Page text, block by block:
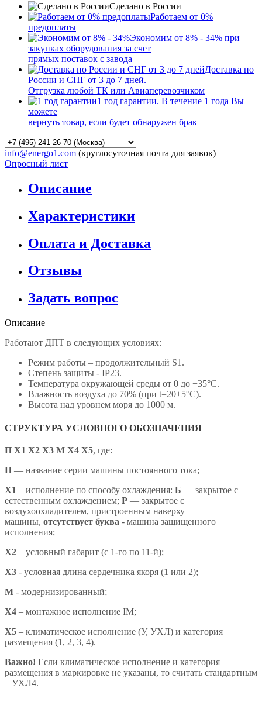
Сделано в России
Работаем от 0%
предоплаты
Экономим от 8% - 34% при
закупках оборудования за счет
прямых поставок с завода
Доставка по
России и СНГ от 3 до 7 дней.
Отгрузка любой ТК или Авиаперевозчиком
1 год гарантии. В течение 1 года Вы
можете
вернуть товар, если будет обнаружен брак
info@energo1.com (круглосуточная почта для заявок)
Опросный лист
Описание
Характеристики
Оплата и Доставка
Отзывы
Задать вопрос
Описание
Работают ДПТ в следующих условиях:
Режим работы – продолжительный S1.
Степень защиты - IP23.
Температура окружающей среды от 0 до +35°С.
Влажность воздуха до 70% (при t=20±5°С).
Высота над уровнем моря до 1000 м.
СТРУКТУРА УСЛОВНОГО ОБОЗНАЧЕНИЯ
П Х1 Х2 Х3 М Х4 X5, где:
П — название серии машины постоянного тока;
X1 – исполнение по способу охлаждения: Б — закрытое с
естественным охлаждением; Р — закрытое с
воздухоохладителем, пристроенным наверху
машины, отсутствует буква - машина защищенного
исполнения;
X2 – условный габарит (с 1-го по 11-й);
X3 - условная длина сердечника якоря (1 или 2);
М - модернизированный;
Х4 – монтажное исполнение IM;
X5 – климатическое исполнение (У, УХЛ) и категория
размещения (1, 2, 3, 4).
Важно! Если климатическое исполнение и категория
размещения в маркировке не указаны, то считать стандартным
– УХЛ4.